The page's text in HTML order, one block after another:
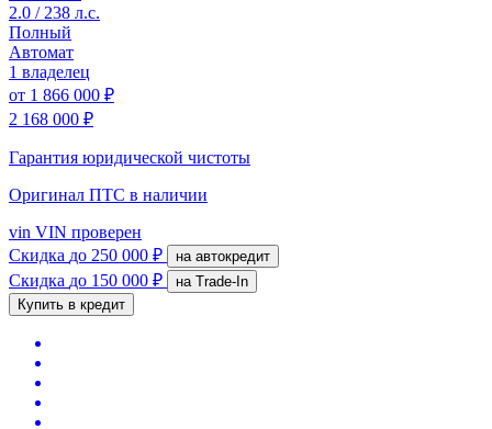
2.0 / 238 л.с.
Полный
Автомат
1 владелец
от 1 866 000 ₽
2 168 000 ₽
Гарантия юридической чистоты
Оригинал ПТС в наличии
vin VIN проверен
Скидка до 250 000 ₽ на автокредит
Скидка до 150 000 ₽
на Trade-In
Купить в кредит